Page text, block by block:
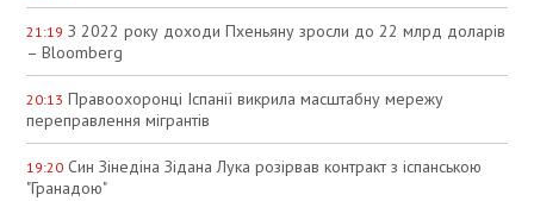
21:19 З 2022 року доходи Пхеньяну зросли до 22 млрд доларів
– Bloomberg
20:13 Правоохоронці Іспанії викрила масштабну мережу
переправлення мігрантів
19:20 Син Зінедіна Зідана Лука розірвав контракт з іспанською
"Гранадою"